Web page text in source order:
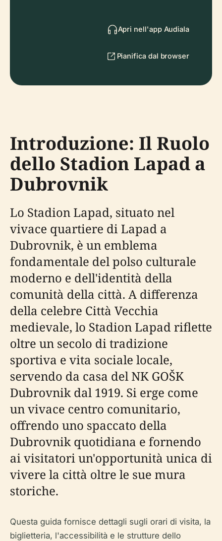
Apri nell'app Audiala
Pianifica dal browser
Introduzione: Il Ruolo
dello Stadion Lapad a
Dubrovnik
Lo Stadion Lapad, situato nel
vivace quartiere di Lapad a
Dubrovnik, è un emblema
fondamentale del polso culturale
moderno e dell'identità della
comunità della città. A differenza
della celebre Città Vecchia
medievale, lo Stadion Lapad riflette
oltre un secolo di tradizione
sportiva e vita sociale locale,
servendo da casa del NK GOŠK
Dubrovnik dal 1919. Si erge come
un vivace centro comunitario,
offrendo uno spaccato della
Dubrovnik quotidiana e fornendo
ai visitatori un'opportunità unica di
vivere la città oltre le sue mura
storiche.
Questa guida fornisce dettagli sugli orari di visita, la
biglietteria, l'accessibilità e le strutture dello